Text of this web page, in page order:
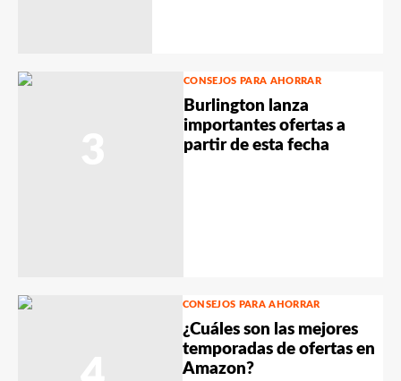
CONSEJOS PARA AHORRAR
Burlington lanza
importantes ofertas a
partir de esta fecha
CONSEJOS PARA AHORRAR
¿Cuáles son las mejores
temporadas de ofertas en
Amazon?